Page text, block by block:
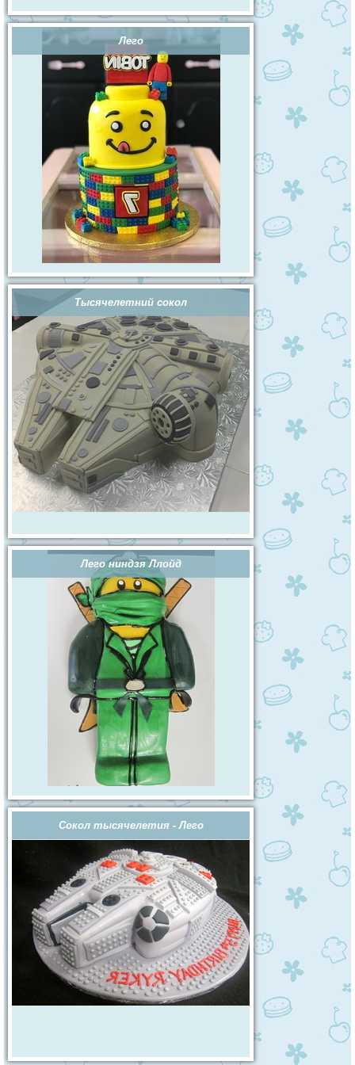
Лего
Тысячелетний сокол
Лего ниндзя Ллойд
Сокол тысячелетия - Лего